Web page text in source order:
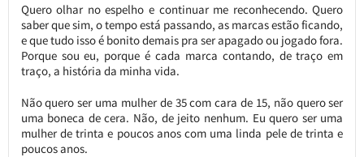
Quero olhar no espelho e continuar me reconhecendo. Quero
saber que sim, o tempo está passando, as marcas estão ficando,
e que tudo isso é bonito demais pra ser apagado ou jogado fora.
Porque sou eu, porque é cada marca contando, de traço em
traço, a história da minha vida.
Não quero ser uma mulher de 35 com cara de 15, não quero ser
uma boneca de cera. Não, de jeito nenhum. Eu quero ser uma
mulher de trinta e poucos anos com uma linda pele de trinta e
poucos anos.